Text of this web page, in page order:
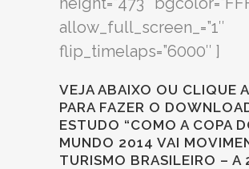
allow_full_screen_=”1″
flip_timelaps=”6000″ ]
VEJA ABAIXO OU CLIQUE
PARA FAZER O
ESTUDO “COMO A COPA
MUNDO 2014 VAI
TURISMO BRASILEIRO – A